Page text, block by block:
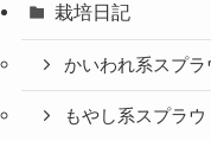
栽培日記
かいわれ系スプラ
もやし系スプラウ